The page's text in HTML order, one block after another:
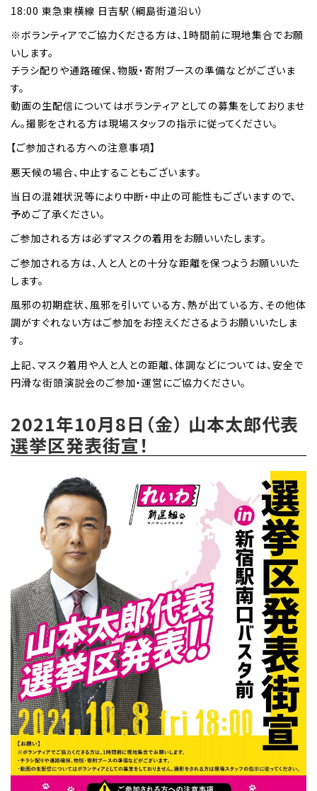
18:00 東急東横線 日吉駅（綱島街道沿い）
※ボランティアでご協力くださる方は、1時間前に現地集合でお願
いします。
チラシ配りや通路確保、物販・寄附ブースの準備などがございま
す。
動画の生配信についてはボランティアとしての募集をしておりませ
ん。撮影をされる方は現場スタッフの指示に従ってください。
【ご参加される方への注意事項】
悪天候の場合、中止することもございます。
当日の混雑状況等により中断・中止の可能性もございますので、
予めご了承ください。
ご参加される方は必ずマスクの着用をお願いいたします。
ご参加される方は、人と人との十分な距離を保つようお願いいた
します。
風邪の初期症状、風邪を引いている方、熱が出ている方、その他体
調がすぐれない方はご参加をお控えくださるようお願いいたしま
す。
上記、マスク着用や人と人との距離、体調などについては、安全で
円滑な街頭演説会のご参加・運営にご協力ください。
2021年10月8日（金） 山本太郎代表
選挙区発表街宣！